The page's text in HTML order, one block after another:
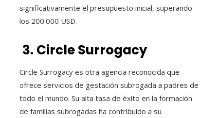
significativamente el presupuesto inicial, superando
los 200.000 USD.
3. Circle Surrogacy
Circle Surrogacy es otra agencia reconocida que
ofrece servicios de gestación subrogada a padres de
todo el mundo. Su alta tasa de éxito en la formación
de familias subrogadas ha contribuido a su